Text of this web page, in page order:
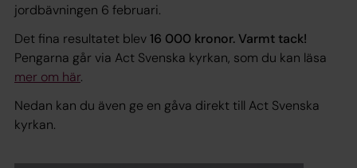
jordbävningen 6 februari.
Det fina resultatet blev16 000 kronor. Varmt tack!
Pengarna går via Act Svenska kyrkan, som du kan läsa
mer om här.
Nedan kan du även ge en gåva direkt till Act Svenska
kyrkan.